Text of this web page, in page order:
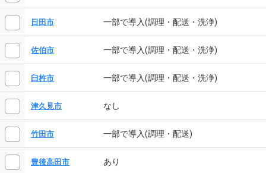
日田市 一部で導入(調理・配送・洗浄)
佐伯市 一部で導入(調理・配送・洗浄)
臼杵市 一部で導入(調理・配送・洗浄)
津久見市 なし
竹田市 一部で導入(調理・配送)
豊後高田市 あり